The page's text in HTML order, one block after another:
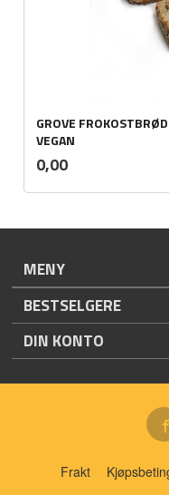
GROVE
VEGAN
Pris
0,00mva.
MENY
BESTSELGERE
DIN KONTO
Frakt